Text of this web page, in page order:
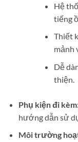
Hệ
tiếng
Thiết
mảnh
Dễ
thiện.
Phụ kiện đi kèm
hướng dẫn sử
Môi trường